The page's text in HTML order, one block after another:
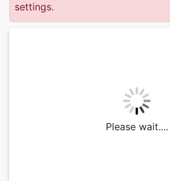
settings.
Please wait....